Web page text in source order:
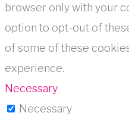
browser only with your
option to opt-out of
of some of these
experience.
Necessary
Necessary